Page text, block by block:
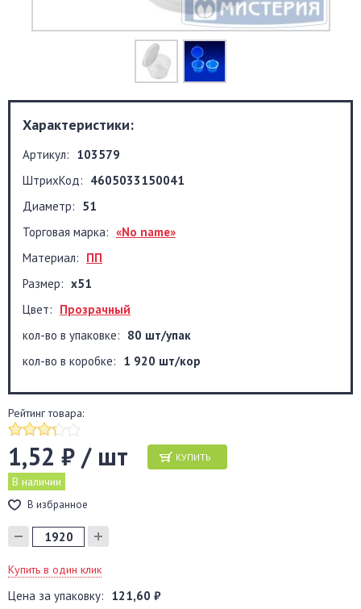
Характеристики:
Артикул: 103579
ШтрихКод: 4605033150041
Диаметр: 51
Торговая марка: «No name»
Материал: ПП
Размер: х51
Цвет: Прозрачный
кол-во в упаковке: 80 шт/упак
кол-во в коробке: 1 920 шт/кор
Рейтинг товара:
1,52 ₽ / шт КУПИТЬ
В наличии
В избранное
Купить в один клик
Цена за упаковку: 121,60 ₽